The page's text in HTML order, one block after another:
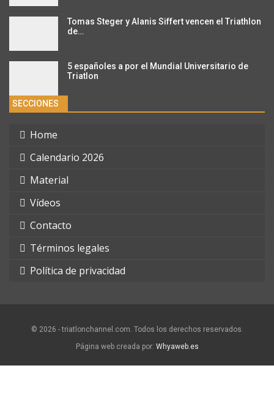
Tomas Steger y Alanis Siffert vencen el Triathlon
de…
5 españoles a por el Mundial Universitario de
Triatlon
SECCIONES
Home
Calendario 2026
Material
Vídeos
Contacto
Términos legales
Política de privacidad
© 2026 - triatlonchannel.com. Todos los derechos reservados.
Página web creada por: Whyaweb.es